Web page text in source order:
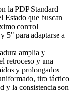
la PDP Standard
Estado que buscan
control
5" para adaptarse a
amplia y
retroceso y una
y prolongados.
tiro táctico
y la consistencia son